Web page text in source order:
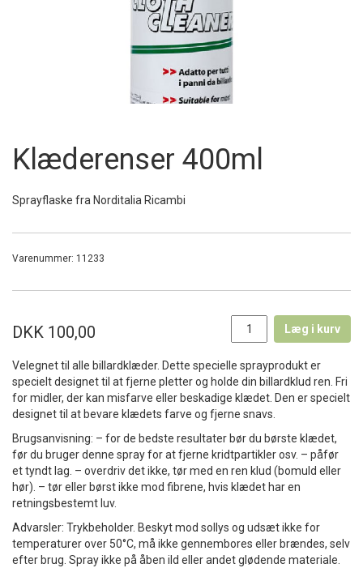
Klæderenser 400ml
Sprayflaske fra Norditalia Ricambi
Varenummer: 11233
DKK 100,00 Læg i kurv
Velegnet til alle billardklæder. Dette specielle sprayprodukt er
specielt designet til at fjerne pletter og holde din billardklud ren. Fri
for midler, der kan misfarve eller beskadige klædet. Den er specielt
designet til at bevare klædets farve og fjerne snavs.
Brugsanvisning: – for de bedste resultater bør du børste klædet,
før du bruger denne spray for at fjerne kridtpartikler osv. – påfør
et tyndt lag. – overdriv det ikke, tør med en ren klud (bomuld eller
hør). – tør eller børst ikke mod fibrene, hvis klædet har en
retningsbestemt luv.
Advarsler: Trykbeholder. Beskyt mod sollys og udsæt ikke for
temperaturer over 50°C, må ikke gennembores eller brændes, selv
efter brug. Spray ikke på åben ild eller andet glødende materiale.